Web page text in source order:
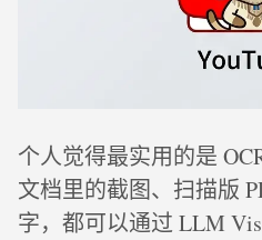
个人觉得最实用的是
文档里的截图、扫描版
字，都可以通过 LLM